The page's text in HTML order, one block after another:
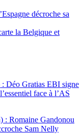
décroche sa
la Belgique et
Déo Gratias EBI signe
face à l’AS
: Romaine Gandonou
Sam Nelly